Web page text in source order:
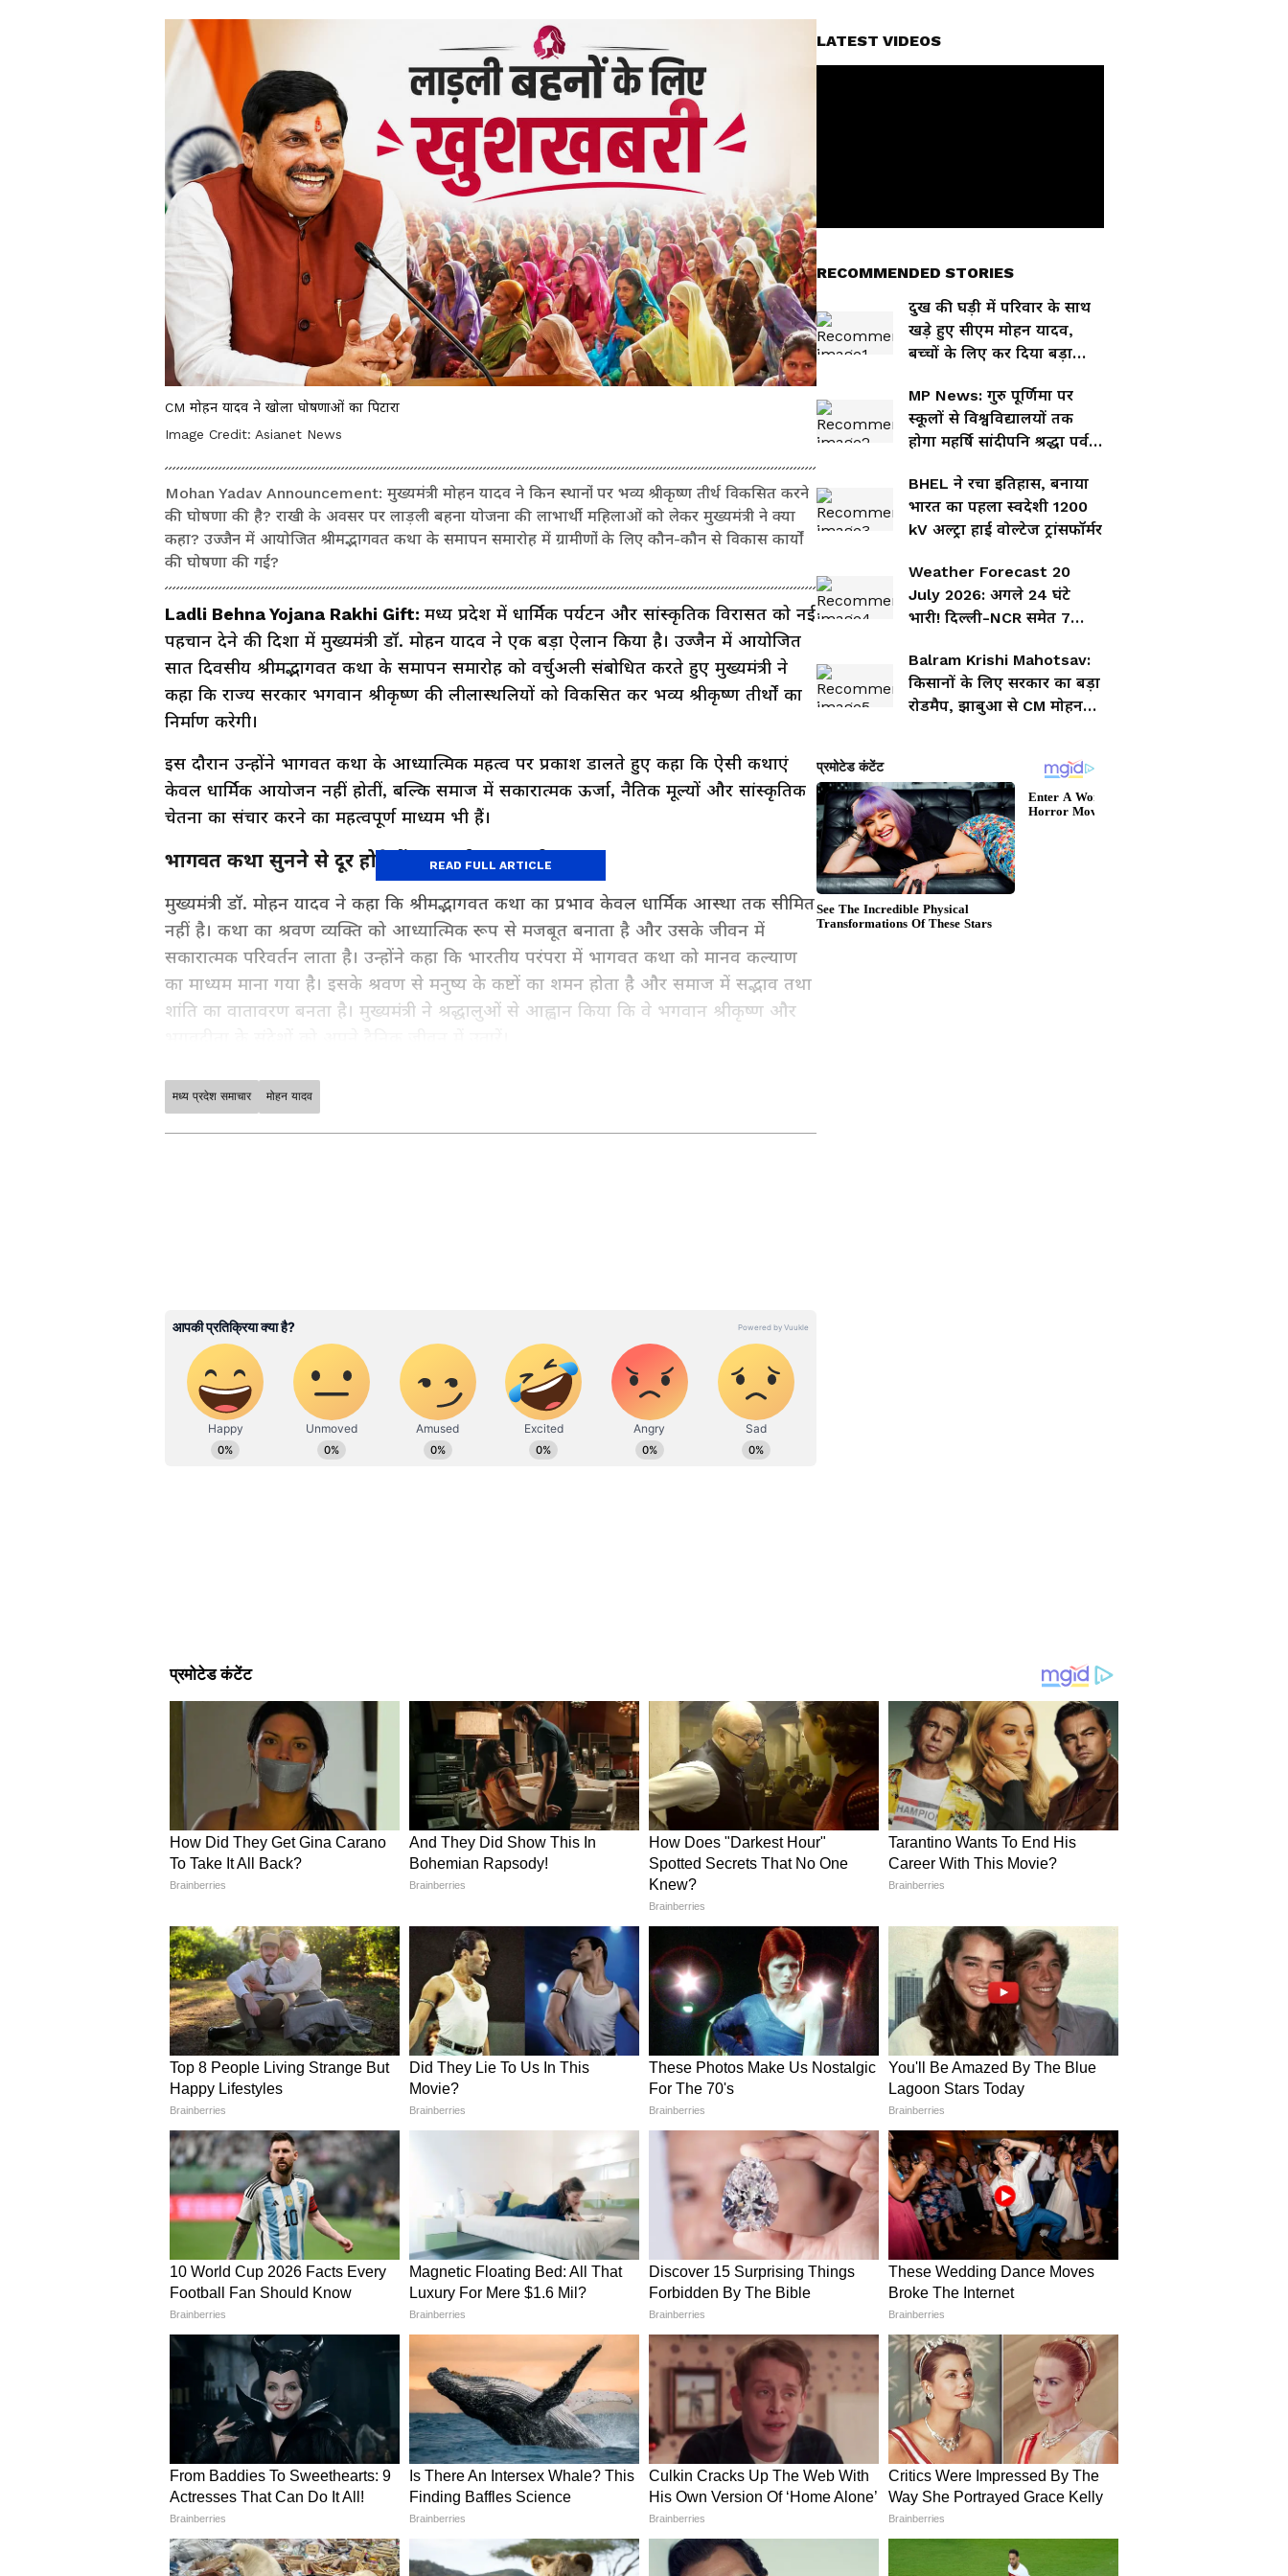
CM मोहन यादव ने खोला घोषणाओं का पिटारा
Image Credit: Asianet News
Mohan Yadav Announcement: मुख्यमंत्री मोहन यादव ने किन स्थानों पर भव्य श्रीकृष्ण तीर्थ विकसित करने
की घोषणा की है? राखी के अवसर पर लाड़ली बहना योजना की लाभार्थी महिलाओं को लेकर मुख्यमंत्री ने क्या
कहा? उज्जैन में आयोजित श्रीमद्भागवत कथा के समापन समारोह में ग्रामीणों के लिए कौन-कौन से विकास कार्यों
की घोषणा की गई?
Ladli Behna Yojana Rakhi Gift: मध्य प्रदेश में धार्मिक पर्यटन और सांस्कृतिक विरासत को नई
पहचान देने की दिशा में मुख्यमंत्री डॉ. मोहन यादव ने एक बड़ा ऐलान किया है। उज्जैन में आयोजित
सात दिवसीय श्रीमद्भागवत कथा के समापन समारोह को वर्चुअली संबोधित करते हुए मुख्यमंत्री ने
कहा कि राज्य सरकार भगवान श्रीकृष्ण की लीलास्थलियों को विकसित कर भव्य श्रीकृष्ण तीर्थों का
निर्माण करेगी।
इस दौरान उन्होंने भागवत कथा के आध्यात्मिक महत्व पर प्रकाश डालते हुए कहा कि ऐसी कथाएं
केवल धार्मिक आयोजन नहीं होतीं, बल्कि समाज में सकारात्मक ऊर्जा, नैतिक मूल्यों और सांस्कृतिक
चेतना का संचार करने का महत्वपूर्ण माध्यम भी हैं।
भागवत कथा सुनने से दूर होते हैं दुख-दर्द: मुख्यमंत्री
मुख्यमंत्री डॉ. मोहन यादव ने कहा कि श्रीमद्भागवत कथा का प्रभाव केवल धार्मिक आस्था तक सीमित
नहीं है। कथा का श्रवण व्यक्ति को आध्यात्मिक रूप से मजबूत बनाता है और उसके जीवन में
सकारात्मक परिवर्तन लाता है। उन्होंने कहा कि भारतीय परंपरा में भागवत कथा को मानव कल्याण
का माध्यम माना गया है। इसके श्रवण से मनुष्य के कष्टों का शमन होता है और समाज में सद्भाव तथा
शांति का वातावरण बनता है। मुख्यमंत्री ने श्रद्धालुओं से आह्वान किया कि वे भगवान श्रीकृष्ण और
का भाव?
भगवान श्रीकृष्ण के आदर्श आज भी प्रासंगिक
अपने संबोधन में मुख्यमंत्री ने कहा कि भगवान श्रीकृष्ण का जीवन संघर्ष, कर्तव्य और धर्म के प्रति
समर्पण का प्रतीक है। उन्होंने कहा कि श्रीकृष्ण ने अनेक कठिन परिस्थितियों का सामना किया, लेकिन
कभी भी धर्म का मार्ग नहीं छोड़ा। उन्होंने अन्याय और कुशासन के खिलाफ खड़े होकर समाज को
किए जाएंगे। सरकार का उद्देश्य इन स्थानों को धार्मिक और सांस्कृतिक दृष्टि से महत्वपूर्ण केंद्रों के रूप
में स्थापित करना है।
ग्रामीणों को मिली सड़क और विकास कार्यों की सौगात
मुख्यमंत्री ने स्थानीय ग्रामीणों की मांगों को स्वीकार करते हुए कई विकास कार्यों की घोषणा भी की।
उन्होंने कहा कि ग्राम टंकारिया पंथ से लेपड़ तक पक्की सड़क बनाई जाएगी। गांव से रानापुर फाटक
तक सड़क निर्माण कराया जाएगा। धर्मशाला में शेड निर्माण के लिए वित्तीय सहायता दी जाएगी।
गौशाला निर्माण हेतु अनुदान उपलब्ध कराया जाएगा। इन घोषणाओं को ग्रामीणों के लिए बड़ी सौगात
माना जा रहा है।
लाड़ली बहनों को राखी पर फिर मिलेगा शगुन
मुख्यमंत्री डॉ. मोहन यादव ने अपने संबोधन में लाड़ली बहना योजना का भी उल्लेख किया। उन्होंने
कहा कि आगामी रक्षाबंधन के अवसर पर राज्य सरकार लाड़ली बहनों को शगुन के रूप में आर्थिक
सहायता प्रदान करेगी। हालांकि राशि को लेकर कोई विस्तृत जानकारी साझा नहीं की गई, लेकिन इस
घोषणा से योजना की लाभार्थी महिलाओं में उत्साह देखा जा रहा है।
पात्र बुजुर्गों को कराई जाएगी तीर्थ यात्रा
उन्होंने आश्वस्त किया कि सभी पात्र बुजुर्गों को धार्मिक स्थलों की यात्रा कराने की व्यवस्था सरकार
द्वारा की जाएगी, ताकि वे अपने जीवन के इस महत्वपूर्ण चरण में धार्मिक और आध्यात्मिक अनुभव
प्राप्त कर सकें।
सांस्कृतिक मूल्यों के संरक्षण का माध्यम हैं ऐसे आयोजन
मुख्यमंत्री ने श्रीमद्भागवत कथा को सामाजिक एकता और सांस्कृतिक मूल्यों के संरक्षण का सशक्त
माध्यम बताया। उन्होंने आयोजन समिति, संत-महात्माओं और श्रद्धालुओं का आभार व्यक्त करते हुए
कहा कि ऐसे धार्मिक आयोजन समाज में संस्कार, सद्भाव और आध्यात्मिक चेतना को मजबूत करते
हैं। उनके अनुसार, सामूहिक सहभागिता से आयोजित होने वाले कार्यक्रम सामाजिक समरसता और
सांस्कृतिक पहचान को सुदृढ़ करने में महत्वपूर्ण भूमिका निभाते हैं।
यह भी पढ़ें:जिस किराएदार पर किया भरोसा, उसी ने ले ली जान! DU प्रोफेसर मर्डर का खुलासा
READ FULL ARTICLE
मध्य प्रदेश में सरकारी नीतियों, योजनाओं, शिक्षा-रोजगार, मौसम और क्षेत्रीय घटनाओं की अपडेट्स
opinion pieces, Asianet News remains your reliable source for comprehensive and
credible content.Stay connected with Asianet News for stories that matter
मध्य प्रदेश समाचार मोहन यादव
LATEST VIDEOS
RECOMMENDED STORIES
दुख की घड़ी में परिवार के साथ
खड़े हुए सीएम मोहन यादव,
बच्चों के लिए कर दिया बड़ा
MP News: गुरु पूर्णिमा पर
स्कूलों से विश्वविद्यालयों तक
होगा महर्षि सांदीपनि श्रद्धा पर्व,
निर्देश
BHEL ने रचा इतिहास, बनाया
भारत का पहला स्वदेशी 1200
kV अल्ट्रा हाई वोल्टेज ट्रांसफॉर्मर
Weather Forecast 20
July 2026: अगले 24 घंटे
भारी! दिल्ली-NCR समेत 7
बड़ा अलर्ट
Balram Krishi Mahotsav:
किसानों के लिए सरकार का बड़ा
रोडमैप, झाबुआ से CM मोहन